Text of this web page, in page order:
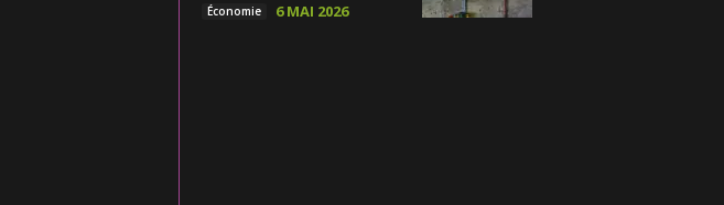
Économie 6 MAI 2026